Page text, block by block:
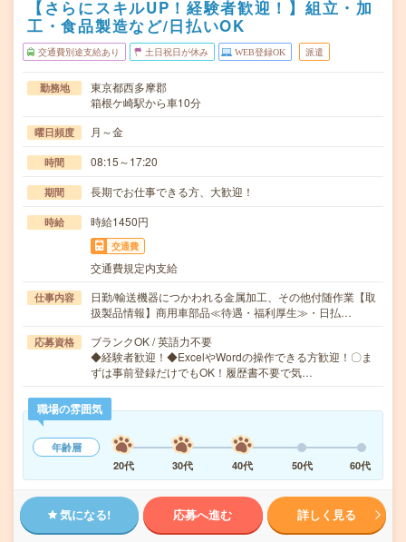
【さらにスキルUP！経験者歓迎！】組立・加
工・食品製造など/日払いOK
交通費別途支給あり 土日祝日が休み WEB登録OK 派遣
勤務地
東京都西多摩郡
箱根ケ崎駅から車10分
曜日頻度 月～金
時間 08:15～17:20
期間 長期でお仕事できる方、大歓迎！
時給 時給1450円
交通費
交通費規定内支給
仕事内容
日勤/輸送機器につかわれる金属加工、その他付随作業【取
扱製品情報】商用車部品≪待遇・福利厚生≫・日払…
応募資格
ブランクOK / 英語力不要
◆経験者歓迎！◆ExcelやWordの操作できる方歓迎！〇ま
ずは事前登録だけでもOK！履歴書不要で気…
職場の雰囲気
年齢層
20代
30代 40代 50代 60代
気になる! 応募へ進む 詳しく見る